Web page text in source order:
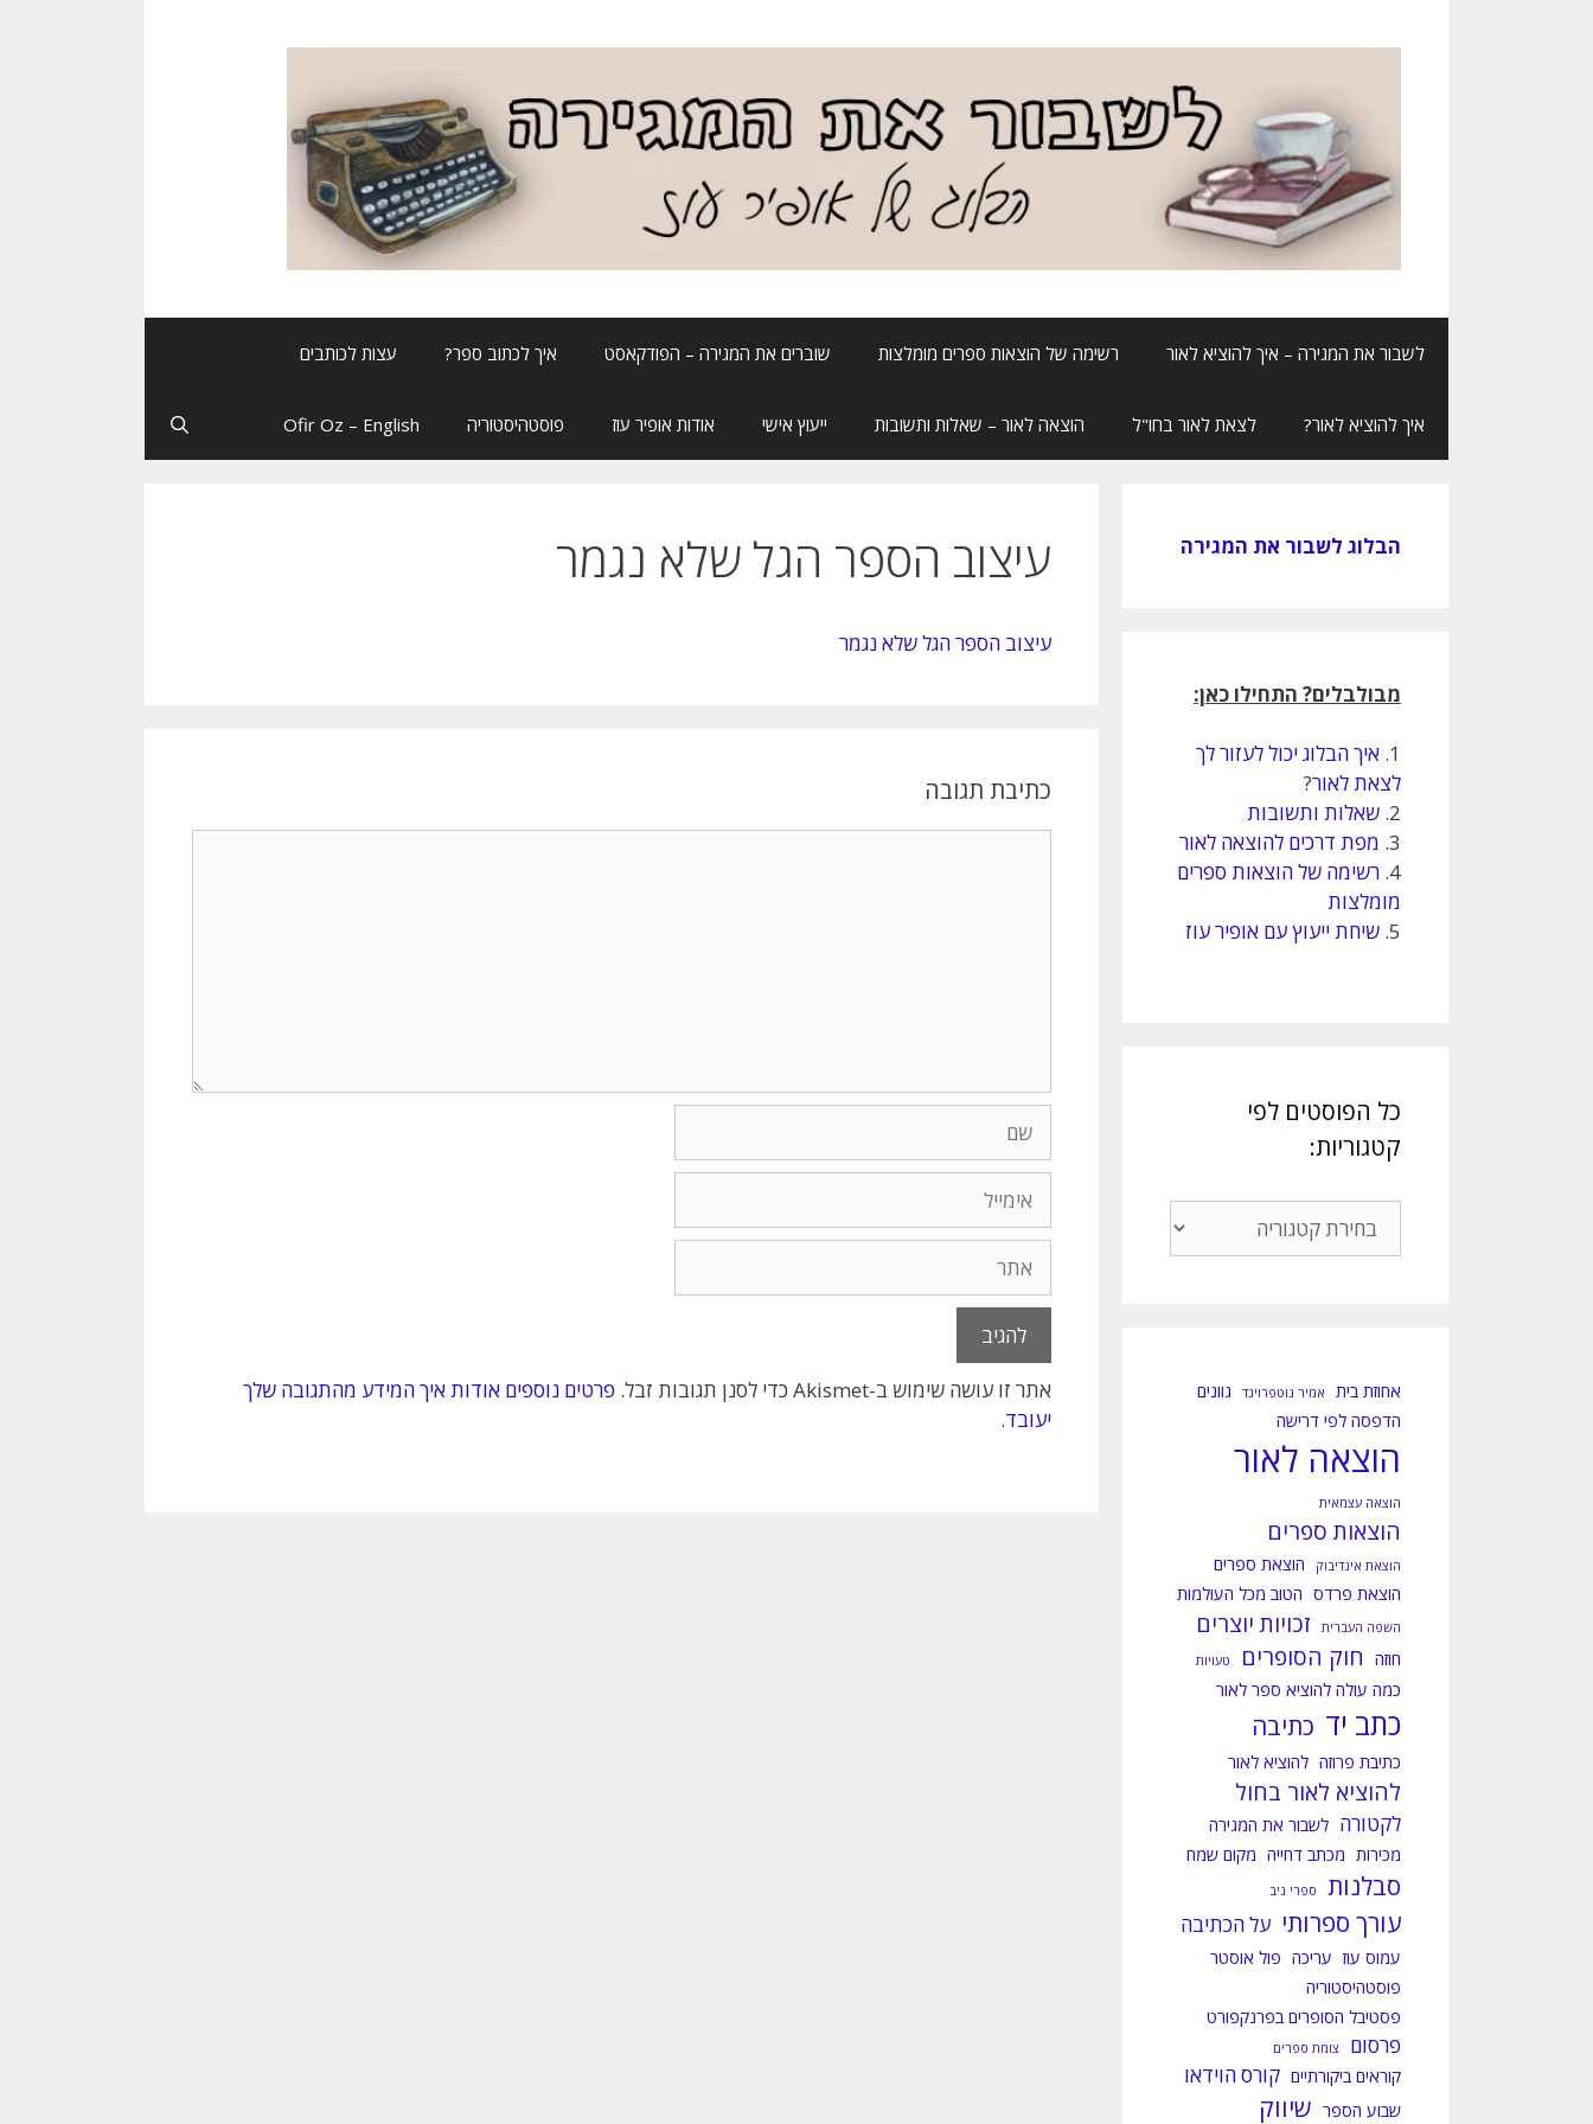
לשבור את המגירה – איך להוציא לאור רשימה של הוצאות ספרים מומלצות שוברים את המגירה – הפודקאסט איך לכתוב ספר? עצות לכותבים
איך להוציא לאור? לצאת לאור בחו"ל הוצאה לאור – שאלות ותשובות ייעוץ אישי אודות אופיר עוז פוסטהיסטוריה Ofir Oz – English
עיצוב הספר הגל שלא נגמר
עיצוב הספר הגל שלא נגמר
כתיבת תגובה
אתר זו עושה שימוש ב-Akismet כדי לסנן תגובות זבל.
פרטים נוספים אודות איך המידע מהתגובה שלך
יעובד.
הבלוג לשבור את המגירה
מבולבלים? התחילו כאן:
1. איך הבלוג יכול לעזור לך
לצאת לאור?
2. שאלות ותשובות
3. מפת דרכים להוצאה לאור
4. רשימה של הוצאות ספרים
מומלצות
5. שיחת ייעוץ עם אופיר עוז
כל הפוסטים לפי
קטגוריות:
הפוסטים
אחוזת בית אמיר גוטפרוינד
גוונים
הדפסה לפי דרישה
הוצאה לאור
הוצאה עצמאית
הוצאות ספרים
הוצאת אינדיבוק
הוצאת ספרים
הוצאת פרדס הטוב מכל העולמות
השפה העברית זכויות יוצרים
חוזה חוק הסופרים טעויות
כמה עולה להוציא ספר לאור
כתב יד כתיבה
כתיבת פרוזה להוציא לאור
להוציא לאור בחול
לקטורה לשבור את המגירה
מכירות מכתב דחייה מקום שמח
סבלנות ספרי ניב
עורך ספרותי על הכתיבה
עמוס עוז עריכה פול אוסטר
פוסטהיסטוריה
פסטיבל הסופרים בפרנקפורט
פרסום צומת ספרים
קוראים ביקורתיים קורס הוידאו
שבוע הספר שיווק